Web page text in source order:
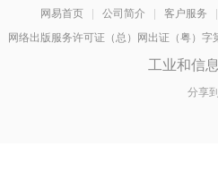
网易首页 | 公司简介 | 客户服务
|
网络出版服务许可证（总）网出证（粤）
工业和信
分享